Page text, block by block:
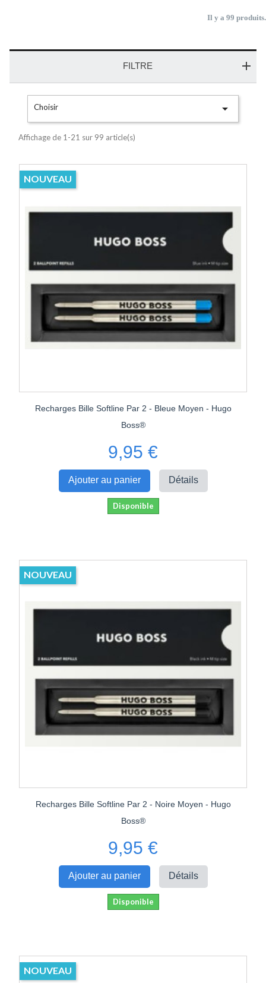
Il y a 99 produits.
FILTRE
Choisir 
Affichage de 1-21 sur 99 article(s)
NOUVEAU
Recharges Bille Softline Par 2 - Bleue Moyen - Hugo
Boss®
9,95 €
Ajouter au panier Détails
Disponible
NOUVEAU
Recharges Bille Softline Par 2 - Noire Moyen - Hugo
Boss®
9,95 €
Ajouter au panier Détails
Disponible
NOUVEAU